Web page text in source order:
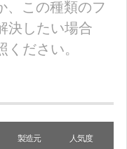
、この種類のフ
決したい場合
ださい。
製造元 人気度